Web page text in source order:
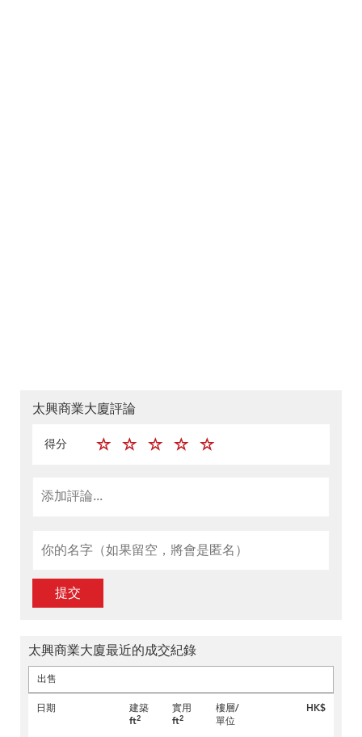
太興商業大廈評論
得分
提交
太興商業大廈最近的成交紀錄
出售
日期
建築
ft2
實用
ft2
樓層/
單位
HK$